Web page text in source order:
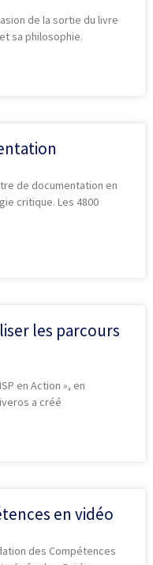
de la sortie du livre
sa philosophie.
de documentation en
critique. Les 4800
les parcours
en Action », en
a créé
en vidéo
des Compétences